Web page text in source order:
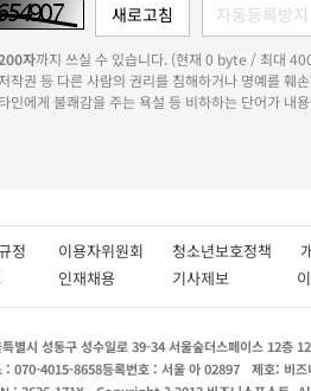
자까지 쓰실 수 있습니다. (현재 0 byte / 최대
작권 등 다른 사람의 권리를 침해하거나 명예를 훼
인에게 불쾌감을 주는 욕설 등 비하하는 단어가 내
규정 이용자위원회 청소년보호정책
인재채용 기사제보
별시 성동구 성수일로 39-34 서울숲더스페이스 12층
: 070-4015-8658등록번호 : 서울 아 02897 제호: 비즈